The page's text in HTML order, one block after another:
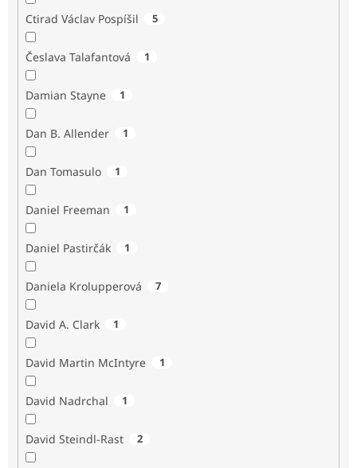
Ctirad Václav Pospíšil 5
Česlava Talafantová 1
Damian Stayne 1
Dan B. Allender 1
Dan Tomasulo 1
Daniel Freeman 1
Daniel Pastirčák 1
Daniela Krolupperová 7
David A. Clark 1
David Martin McIntyre 1
David Nadrchal 1
David Steindl-Rast 2